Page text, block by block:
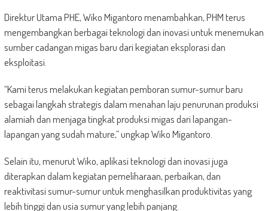
Direktur Utama PHE, Wiko Migantoro menambahkan, PHM terus
mengembangkan berbagai teknologi dan inovasi untuk menemukan
sumber cadangan migas baru dari kegiatan eksplorasi dan
eksploitasi.
“Kami terus melakukan kegiatan pemboran sumur-sumur baru
sebagai langkah strategis dalam menahan laju penurunan produksi
alamiah dan menjaga tingkat produksi migas dari lapangan-
lapangan yang sudah mature,” ungkap Wiko Migantoro.
Selain itu, menurut Wiko, aplikasi teknologi dan inovasi juga
diterapkan dalam kegiatan pemeliharaan, perbaikan, dan
reaktivitasi sumur-sumur untuk menghasilkan produktivitas yang
lebih tinggi dan usia sumur yang lebih panjang.